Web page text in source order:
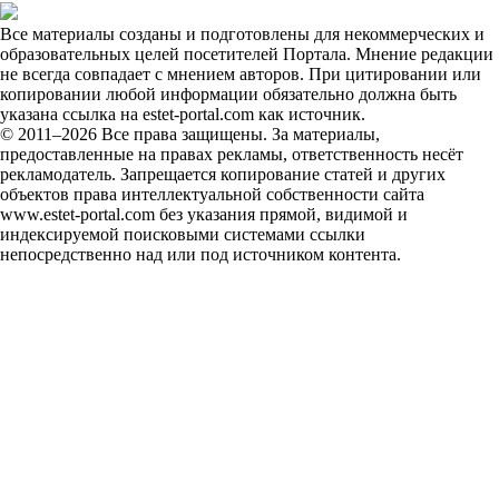
Все материалы созданы и подготовлены для некоммерческих и
образовательных целей посетителей Портала. Мнение редакции
не всегда совпадает с мнением авторов. При цитировании или
копировании любой информации обязательно должна быть
указана ссылка на estet-portal.com как источник.
© 2011–2026 Все права защищены. За материалы,
предоставленные на правах рекламы, ответственность несёт
рекламодатель. Запрещается копирование статей и других
объектов права интеллектуальной собственности сайта
www.estet-portal.com без указания прямой, видимой и
индексируемой поисковыми системами ссылки
непосредственно над или под источником контента.